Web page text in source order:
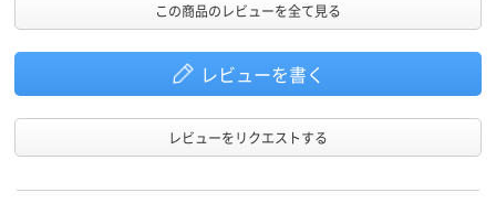
この商品のレビューを全て見る
レビューを書く
レビューをリクエストする